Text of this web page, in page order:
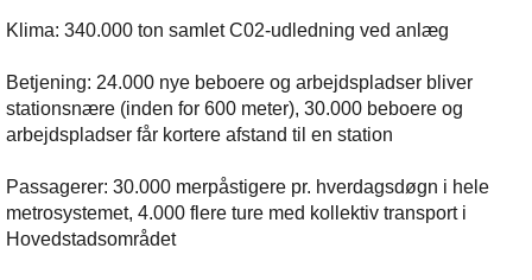
Klima: 340.000 ton samlet C02-udledning ved anlæg
Betjening: 24.000 nye beboere og arbejdspladser bliver
stationsnære (inden for 600 meter), 30.000 beboere og
arbejdspladser får kortere afstand til en station
Passagerer: 30.000 merpåstigere pr. hverdagsdøgn i hele
metrosystemet, 4.000 flere ture med kollektiv transport i
Hovedstadsområdet